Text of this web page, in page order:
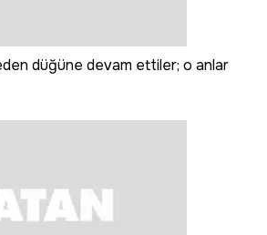
düğüne devam ettiler; o anlar